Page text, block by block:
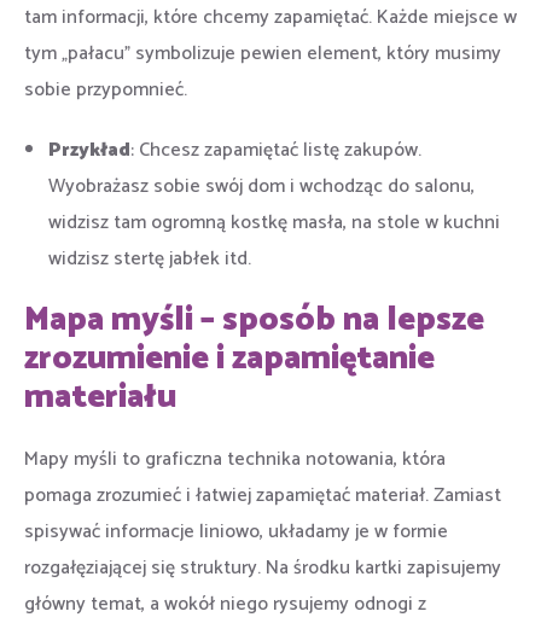
tam informacji, które chcemy zapamiętać. Każde miejsce w
tym „pałacu” symbolizuje pewien element, który musimy
sobie przypomnieć.
Przykład: Chcesz zapamiętać listę zakupów.
Wyobrażasz sobie swój dom i wchodząc do salonu,
widzisz tam ogromną kostkę masła, na stole w kuchni
widzisz stertę jabłek itd.
Mapa myśli – sposób na lepsze
zrozumienie i zapamiętanie
materiału
Mapy myśli to graficzna technika notowania, która
pomaga zrozumieć i łatwiej zapamiętać materiał. Zamiast
spisywać informacje liniowo, układamy je w formie
rozgałęziającej się struktury. Na środku kartki zapisujemy
główny temat, a wokół niego rysujemy odnogi z